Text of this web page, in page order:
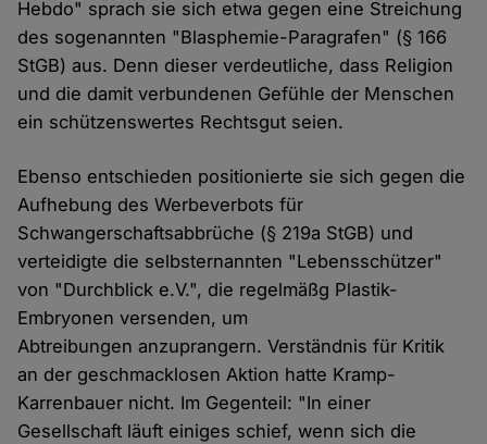
Hebdo" sprach sie sich etwa gegen eine Streichung
des sogenannten "Blasphemie-Paragrafen" (§ 166
StGB) aus. Denn dieser verdeutliche, dass Religion
und die damit verbundenen Gefühle der Menschen
ein schützenswertes Rechtsgut seien.
Ebenso entschieden positionierte sie sich gegen die
Aufhebung des Werbeverbots für
Schwangerschaftsabbrüche (§ 219a StGB) und
verteidigte die selbsternannten "Lebensschützer"
von "Durchblick e.V.", die regelmäßg Plastik-
Embryonen versenden, um
Abtreibungen anzuprangern. Verständnis für Kritik
an der geschmacklosen Aktion hatte Kramp-
Karrenbauer nicht. Im Gegenteil: "In einer
Gesellschaft läuft einiges schief, wenn sich die